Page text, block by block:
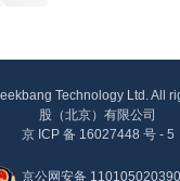
Technology Ltd. All
股（北京）有限公司
京 ICP 备 16027448 号 - 5
京公网安备